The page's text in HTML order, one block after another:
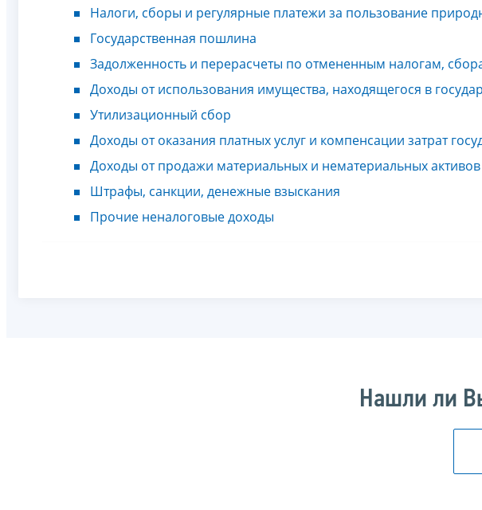
Налоги, сборы и регулярные платежи за пользование
Государственная пошлина
Задолженность и перерасчеты по отмененным налогам,
Доходы от использования имущества, находящегося в
Утилизационный сбор
Доходы от оказания платных услуг и компенсации затрат
Доходы от продажи материальных и нематериальных активов
Штрафы, санкции, денежные взыскания
Прочие неналоговые доходы
Нашли ли